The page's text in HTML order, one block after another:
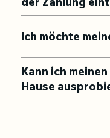
Ich möchte
Kann ich
Hause